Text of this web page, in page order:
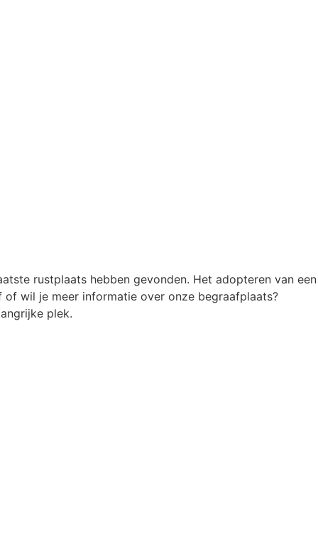
rustplaats hebben gevonden. Het adopteren van een
wil je meer informatie over onze begraafplaats?
plek.